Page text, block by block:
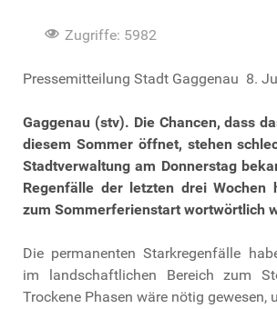
Zugriffe: 5982
Pressemitteilung Stadt Gaggenau 8.
Gaggenau (stv). Die Chancen, dass
diesem Sommer öffnet, stehen
Stadtverwaltung am Donnerstag
Regenfälle der letzten drei Wochen
zum Sommerferienstart wortwörtlich
Die permanenten Starkregenfälle
im landschaftlichen Bereich zum
Trockene Phasen wäre nötig gewesen,